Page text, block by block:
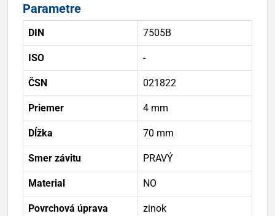
Parametre
DIN 7505B
ISO -
ČSN 021822
Priemer 4 mm
Dĺžka 70 mm
Smer závitu PRAVÝ
Material NO
Povrchová úprava zinok